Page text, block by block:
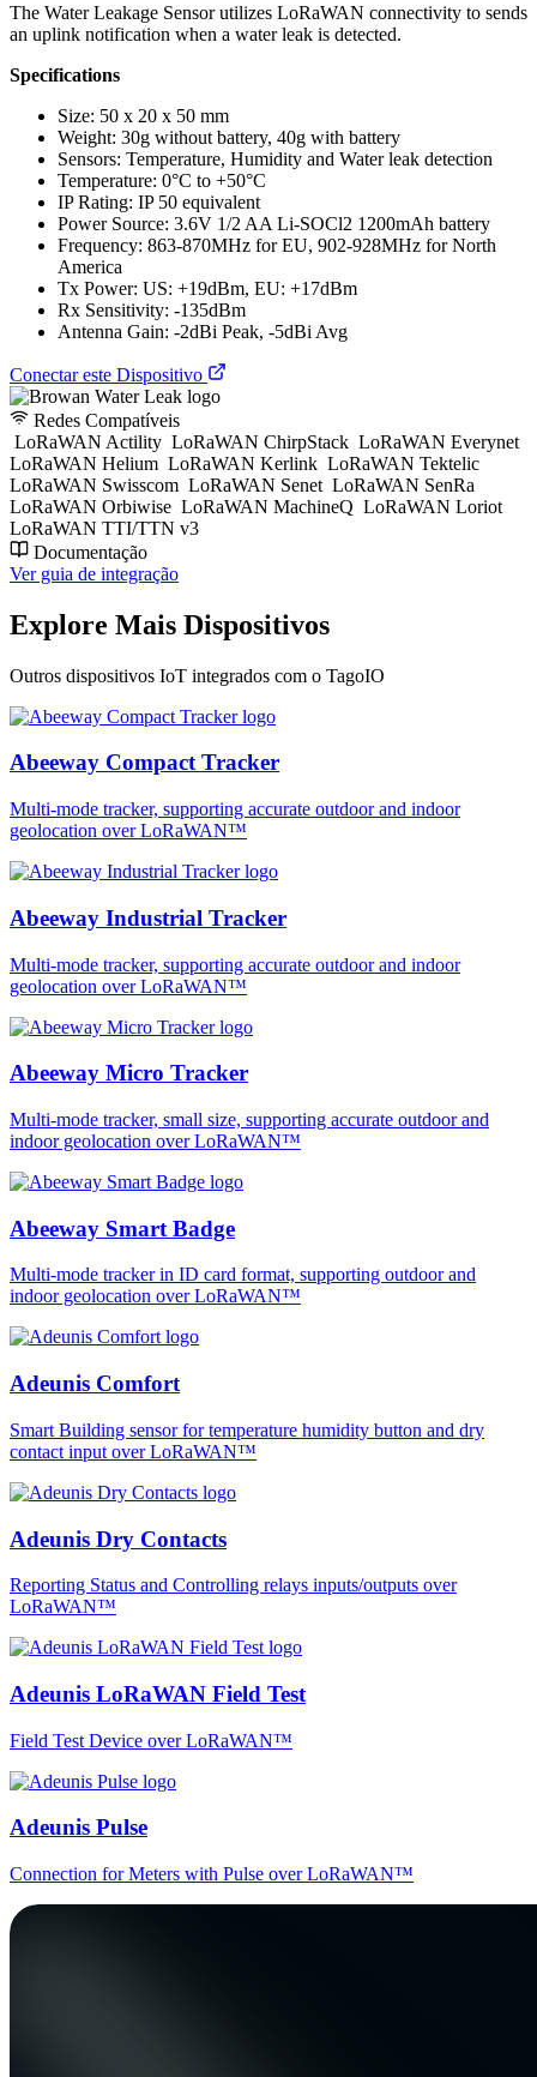
The Water Leakage Sensor utilizes LoRaWAN connectivity to sends
an uplink notification when a water leak is detected.
Specifications
Size: 50 x 20 x 50 mm
Weight: 30g without battery, 40g with battery
Sensors: Temperature, Humidity and Water leak detection
Temperature: 0°C to +50°C
IP Rating: IP 50 equivalent
Power Source: 3.6V 1/2 AA Li-SOCl2 1200mAh battery
Frequency: 863-870MHz for EU, 902-928MHz for North
America
Tx Power: US: +19dBm, EU: +17dBm
Rx Sensitivity: -135dBm
Antenna Gain: -2dBi Peak, -5dBi Avg
Conectar este Dispositivo
Redes Compatíveis
LoRaWAN Actility LoRaWAN ChirpStack LoRaWAN Everynet
LoRaWAN Helium LoRaWAN Kerlink LoRaWAN Tektelic
LoRaWAN Swisscom LoRaWAN Senet LoRaWAN SenRa
LoRaWAN Orbiwise LoRaWAN MachineQ LoRaWAN Loriot
LoRaWAN TTI/TTN v3
Documentação
Ver guia de integração
Explore Mais Dispositivos
Outros dispositivos IoT integrados com o TagoIO
Abeeway Compact Tracker
Multi-mode tracker, supporting accurate outdoor and indoor
geolocation over LoRaWAN™
Abeeway Industrial Tracker
Multi-mode tracker, supporting accurate outdoor and indoor
geolocation over LoRaWAN™
Abeeway Micro Tracker
Multi-mode tracker, small size, supporting accurate outdoor and
indoor geolocation over LoRaWAN™
Abeeway Smart Badge
Multi-mode tracker in ID card format, supporting outdoor and
indoor geolocation over LoRaWAN™
Adeunis Comfort
Smart Building sensor for temperature humidity button and dry
contact input over LoRaWAN™
Adeunis Dry Contacts
Reporting Status and Controlling relays inputs/outputs over
LoRaWAN™
Adeunis LoRaWAN Field Test
Field Test Device over LoRaWAN™
Adeunis Pulse
Connection for Meters with Pulse over LoRaWAN™